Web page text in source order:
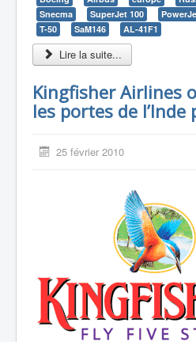
Snecma
SuperJet 100
T-50
SaM146 AL-41F1
Lire la suite...
Kingfisher Airlines
les portes de
25 février 2010